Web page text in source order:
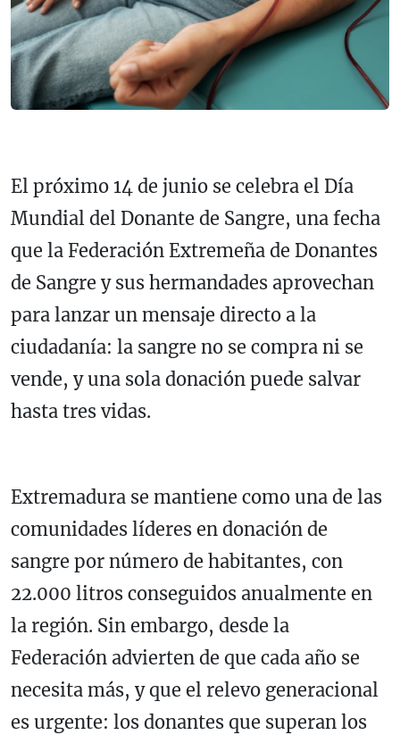
El próximo 14 de junio se celebra el Día
Mundial del Donante de Sangre, una fecha
que la Federación Extremeña de Donantes
de Sangre y sus hermandades aprovechan
para lanzar un mensaje directo a la
ciudadanía: la sangre no se compra ni se
vende, y una sola donación puede salvar
hasta tres vidas.
Extremadura se mantiene como una de las
comunidades líderes en donación de
sangre por número de habitantes, con
22.000 litros conseguidos anualmente en
la región. Sin embargo, desde la
Federación advierten de que cada año se
necesita más, y que el relevo generacional
es urgente: los donantes que superan los